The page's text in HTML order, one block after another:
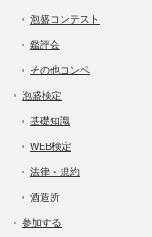
泡盛コンテスト
鑑評会
その他コンペ
泡盛検定
基礎知識
WEB検定
法律・規約
酒造所
参加する